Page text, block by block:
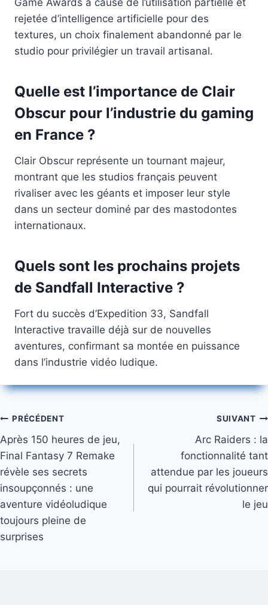
rejetée d’intelligence artificielle pour des
textures, un choix finalement abandonné par le
studio pour privilégier un travail artisanal.
Quelle est l’importance de Clair
Obscur pour l’industrie du gaming
en France ?
Clair Obscur représente un tournant majeur,
montrant que les studios français peuvent
rivaliser avec les géants et imposer leur style
dans un secteur dominé par des mastodontes
internationaux.
Quels sont les prochains projets
de Sandfall Interactive ?
Fort du succès d’Expedition 33, Sandfall
Interactive travaille déjà sur de nouvelles
aventures, confirmant sa montée en puissance
dans l’industrie vidéo ludique.
Navigation
de
l’article
PRÉCÉDENT
Après 150 heures de jeu,
Final Fantasy 7 Remake
révèle ses secrets
insoupçonnés : une
aventure vidéoludique
toujours pleine de
surprises
SUIVANT
Arc Raiders : la
fonctionnalité tant
attendue par les joueurs
qui pourrait révolutionner
le jeu